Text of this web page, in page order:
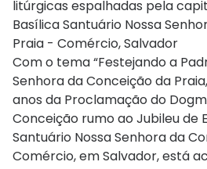
litúrgicas espalhadas pela
Basílica Santuário Nossa
Praia - Comércio, Salvador
Com o tema “Festejando a
Senhora da Conceição da
anos da Proclamação do
Conceição rumo ao Jubileu de
Santuário Nossa Senhora da
Comércio, em Salvador, está